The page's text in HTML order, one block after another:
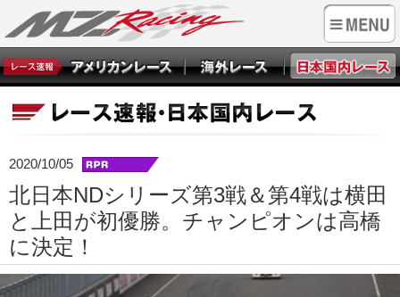
2020/10/05
北日本NDシリーズ第3戦＆第4戦は横田
と上田が初優勝。チャンピオンは高橋
に決定！